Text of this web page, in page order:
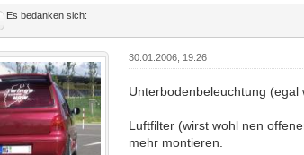
Es bedanken sich:
30.01.2006, 19:26
Unterbodenbeleuchtung (egal
Luftfilter (wirst wohl nen
mehr montieren.